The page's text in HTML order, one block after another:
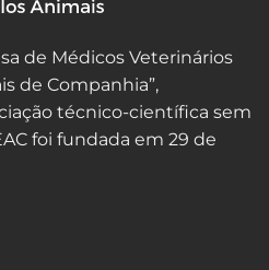
de Médicos Veterinários
de Companhia”,
técnico-científica sem
foi fundada em 29 de